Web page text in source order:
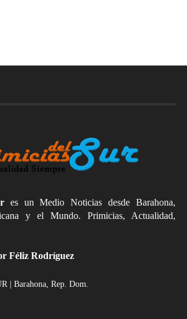
es un Medio Noticias desde Barahona,
y el Mundo. Primicias, Actualidad,
Féliz Rodríguez
| Barahona, Rep. Dom.